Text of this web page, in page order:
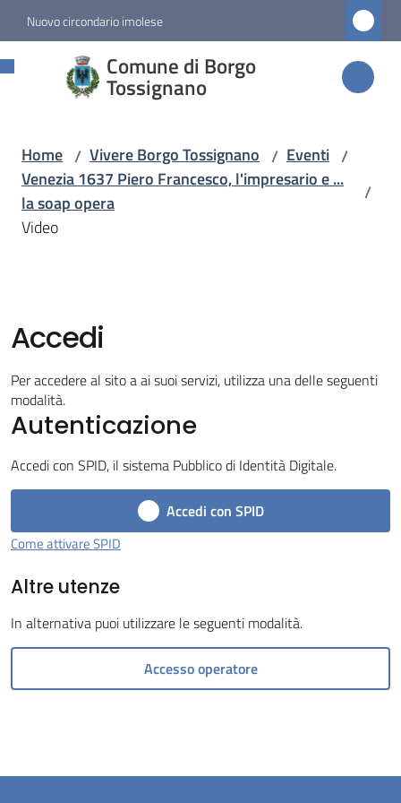
Vai al contenuto
Vai alla navigazione
Vai al footer
Nuovo circondario imolese
Comune di Borgo
Tossignano
Comune di
Borgo
Amministrazione
Vivere
Borgo
Tossignano
Menu selezionato
Servizi
line
Prenotazioni
Tutti
Home / Vivere Borgo Tossignano / Eventi /
Venezia 1637 Piero Francesco, l'impresario e ...
la soap opera
/
Video
Accedi
Per accedere al sito a ai suoi servizi, utilizza una delle seguenti
modalità.
Autenticazione
Accedi con SPID, il sistema Pubblico di Identità Digitale.
Accedi con SPID
Come attivare SPID
Altre utenze
In alternativa puoi utilizzare le seguenti modalità.
Accesso operatore